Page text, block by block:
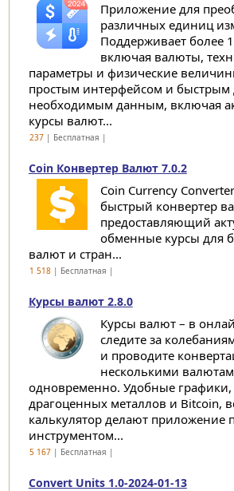
Приложение для
различных единиц
Поддерживает более
включая валюты,
параметры и физические
простым интерфейсом и быстрым
необходимым данным, включая
курсы валют...
237| Бесплатная |
Coin Конвертер Валют 7.0.2
Coin Currency
быстрый конвертер
предоставляющий
обменные курсы для
валют и стран...
1 518| Бесплатная |
Курсы валют 2.8.0
Курсы валют – в
следите за
и проводите
несколькими
одновременно. Удобные
драгоценных металлов и Bitcoin,
калькулятор делают приложение
инструментом...
5 167| Бесплатная |
Convert Units 1.0-2024-01-13